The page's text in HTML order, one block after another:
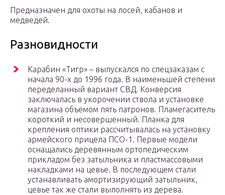
Предназначен для охоты на лосей, кабанов и
медведей.
Разновидности
Карабин «Тигр» – выпускался по спецзаказам с
начала 90-х до 1996 года. В наименьшей степени
переделанный вариант СВД. Конверсия
заключалась в укорочении ствола и установке
магазина объемом пять патронов. Пламегаситель
короткий и несовершенный. Планка для
крепления оптики рассчитывалась на установку
армейского прицела ПСО-1. Первые модели
оснащались деревянным ортопедическим
прикладом без затыльника и пластмассовыми
накладками на цевье. В последующем стали
устанавливать амортизирующий затыльник,
цевье так же стали выполнять из дерева.